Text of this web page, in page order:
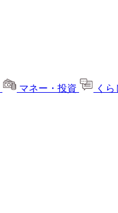
マネー・投資 く